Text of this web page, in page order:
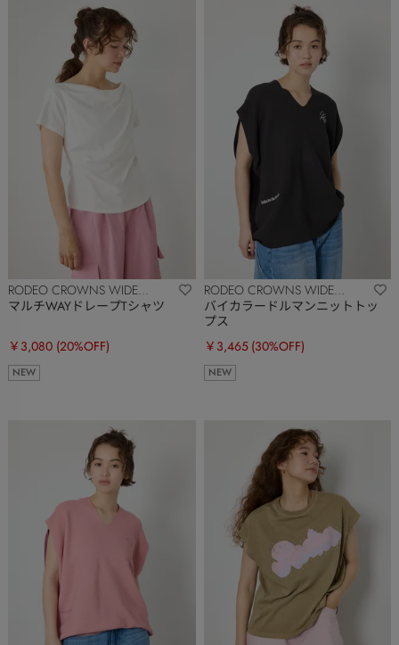
RODEO CROWNS WIDE
BOWL
マルチWAYドレープTシャツ
￥3,080 (20%OFF)
NEW
RODEO CROWNS WIDE
BOWL
バイカラードルマンニットトッ
プス
￥3,465 (30%OFF)
NEW